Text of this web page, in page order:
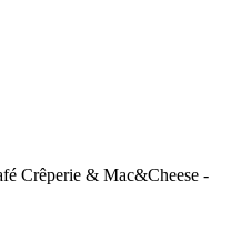
Crêperie & Mac&Cheese -